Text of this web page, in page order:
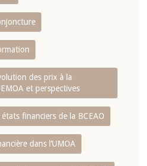
des prix à la
et perspectives
financiers de la BCEAO
dans l‘UMOA